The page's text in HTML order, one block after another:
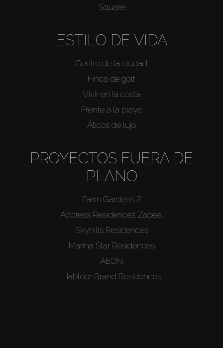
Square
ESTILO DE VIDA
Centro de la ciudad
Finca de golf
Vivir en la costa
Frente a la playa
Áticos de lujo
PROYECTOS FUERA DE
PLANO
Farm Gardens 2
Address Residences Zabeel
Skyhills Residences
Marina Star Residences
AEON
Habtoor Grand Residences